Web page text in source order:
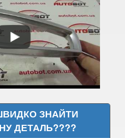
E93
ЗНАЙТИ
ДЕТАЛЬ????